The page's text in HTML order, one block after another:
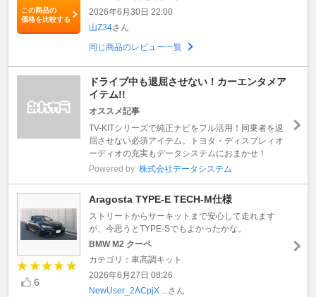
この商品の
価格を比較する
2026年6月30日 22:00
山Z34さん
同じ商品のレビュー一覧
ドライブ中も退屈させない！カーエンタメア
イテム!!
オススメ記事
TV-KITシリーズで純正ナビをフル活用！同乗者を退
屈させない必須アイテム。トヨタ・ディスプレィオ
ーディオの充実もデータシステムにおまかせ！
Powered by 株式会社データシステム
6
Aragosta TYPE-E TECH-M仕様
ストリートからサーキットまで安心して走れます
が、今思うとTYPE-Sでもよかったかな。
BMW M2 クーペ
カテゴリ：車高調キット
2026年6月27日 08:26
NewUser_2ACpjX ... さん